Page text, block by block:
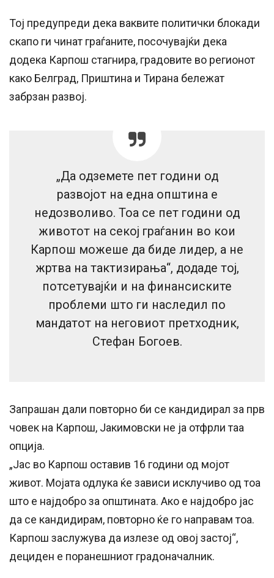
Тој предупреди дека ваквите политички блокади
скапо ги чинат граѓаните, посочувајќи дека
додека Карпош стагнира, градовите во регионот
како Белград, Приштина и Тирана бележат
забрзан развој.
„Да одземете пет години од
развојот на една општина е
недозволиво. Тоа се пет години од
животот на секој граѓанин во кои
Карпош можеше да биде лидер, а не
жртва на тактизирања“, додаде тој,
потсетувајќи и на финансиските
проблеми што ги наследил по
мандатот на неговиот претходник,
Стефан Богоев.
Запрашан дали повторно би се кандидирал за прв
човек на Карпош, Јакимовски не ја отфрли таа
опција.
„Јас во Карпош оставив 16 години од мојот
живот. Мојата одлука ќе зависи исклучиво од тоа
што е најдобро за општината. Ако е најдобро јас
да се кандидирам, повторно ќе го направам тоа.
Карпош заслужува да излезе од овој застој“,
дециден е поранешниот градоначалник.